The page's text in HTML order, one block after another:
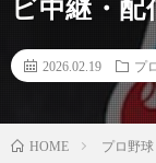
ビ中継・
2026.02.19 プ
HOME プロ野球